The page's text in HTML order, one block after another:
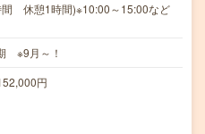
間 休憩1時間)※10:00～15:00など
※9月～！
円